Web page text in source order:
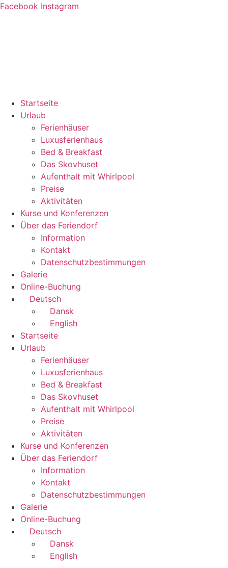
Zum
Facebook Instagram
Startseite
Urlaub
Ferienhäuser
Luxusferienhaus
Bed & Breakfast
Das Skovhuset
Aufenthalt mit Whirlpool
Preise
Aktivitäten
Kurse und Konferenzen
Über das Feriendorf
Information
Kontakt
Datenschutzbestimmungen
Galerie
Online-Buchung
Deutsch
Dansk
English
Startseite
Urlaub
Ferienhäuser
Luxusferienhaus
Bed & Breakfast
Das Skovhuset
Aufenthalt mit Whirlpool
Preise
Aktivitäten
Kurse und Konferenzen
Über das Feriendorf
Information
Kontakt
Datenschutzbestimmungen
Galerie
Online-Buchung
Deutsch
Dansk
English